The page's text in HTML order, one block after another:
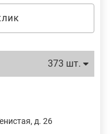
373 шт.
д. 26